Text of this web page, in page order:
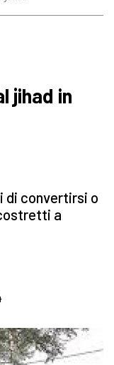
jihad in
di convertirsi o
a